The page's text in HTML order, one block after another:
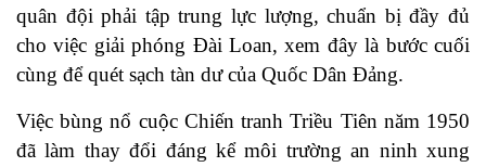
quân đội phải tập trung lực lượng, chuẩn bị đầy đủ
cho việc giải phóng Đài Loan, xem đây là bước cuối
cùng để quét sạch tàn dư của Quốc Dân Đảng.
Việc bùng nổ cuộc Chiến tranh Triều Tiên năm 1950
đã làm thay đổi đáng kể môi trường an ninh xung